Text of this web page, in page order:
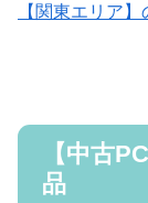
【関東エリア
【中古
品